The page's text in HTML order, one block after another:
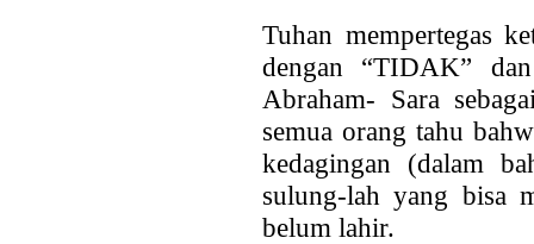
Tuhan mempertegas
dengan “TIDAK”
Abraham- Sara
semua orang tahu
kedagingan (dalam
sulung-lah yang bisa
belum lahir.